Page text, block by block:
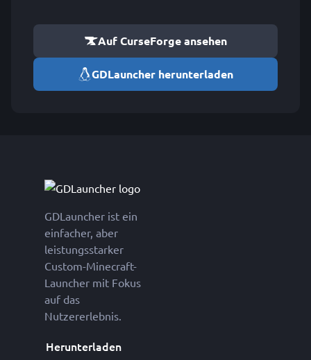
Auf CurseForge ansehen
GDLauncher herunterladen
GDLauncher ist ein
einfacher, aber
leistungsstarker
Custom-Minecraft-
Launcher mit Fokus
auf das
Nutzererlebnis.
Herunterladen